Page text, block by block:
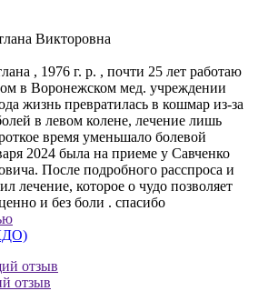
Викторовна
, 1976 г. р. , почти 25 лет работаю
в Воронежском мед. учреждении
жизнь превратилась в кошмар из-за
в левом колене, лечение лишь
время уменьшало болевой
2024 была на приеме у Савченко
После подробного расспроса и
лечение, которое о чудо позволяет
и без боли . спасибо
отзыв
отзыв